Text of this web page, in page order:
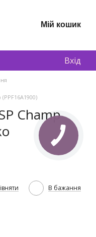
Мій кошик
Вхід
Champ
В бажання